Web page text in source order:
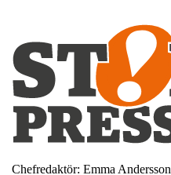
Chefredaktör: Emma Andersson